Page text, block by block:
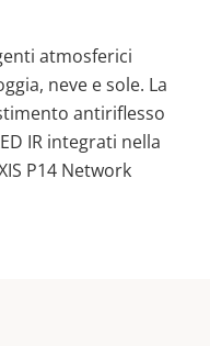
atmosferici
neve e sole. La
antiriflesso
IR integrati nella
P14 Network